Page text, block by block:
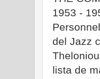
1953 -
del Jazz
lista de